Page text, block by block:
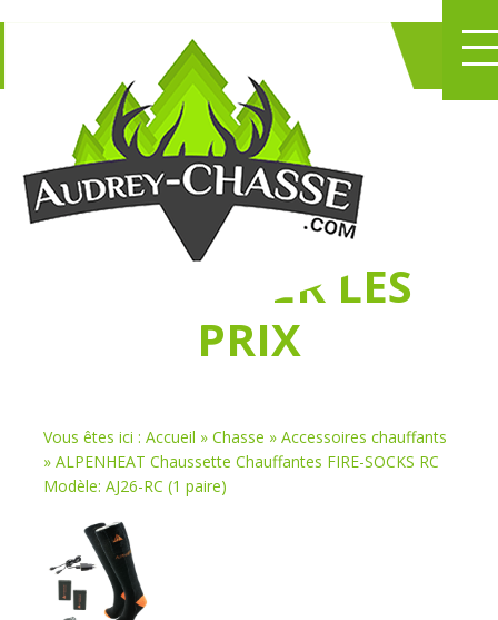
NE PERDEZ PLUS
DE TEMPS
CHASSER LES
PRIX
Vous êtes ici : Accueil » Chasse » Accessoires chauffants
» ALPENHEAT Chaussette Chauffantes FIRE-SOCKS RC
Modèle: AJ26-RC (1 paire)